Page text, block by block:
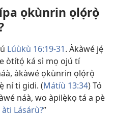
ọkùnrin ọlọ́rọ̀
Lúùkù 16:19-31. Àkàwé jẹ́
òtítọ́ ká sì mọ ojú tí
àkàwé ọkùnrin ọlọ́rọ̀
ní ti gidi. (Mátíù 13:34) Tó
náà, wo àpilẹ̀kọ tá a pè
Lásárù?”